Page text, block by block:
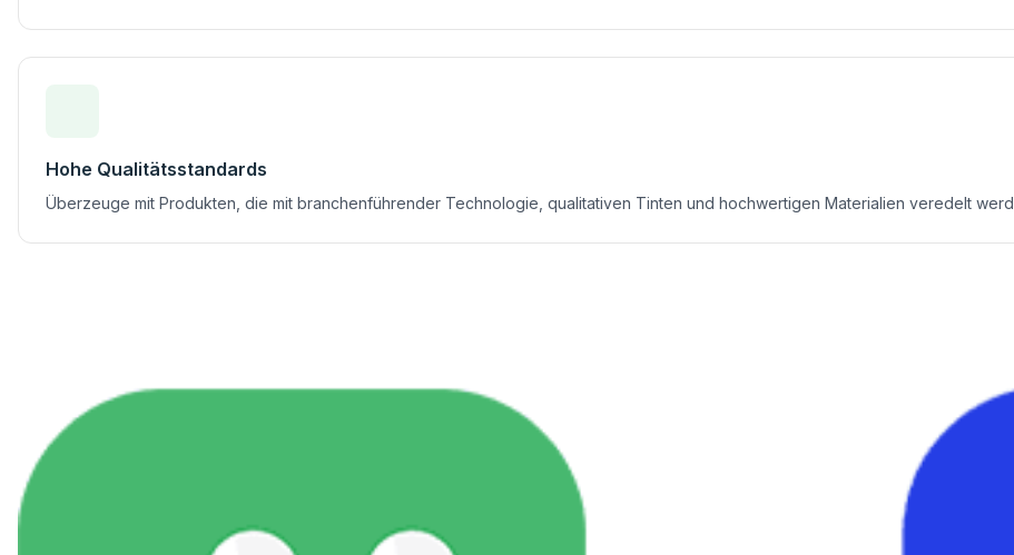
Hohe Qualitätsstandards
Überzeuge mit Produkten, die mit branchenführender Technologie, qualitativen Tinten und hochwertigen Materialien veredelt